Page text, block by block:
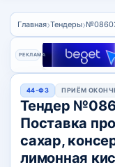
Главная›Тендеры›
РЕКЛАМА
44-ФЗ ПРИЁМ
Тендер
Поставка
сахар,
лимонная